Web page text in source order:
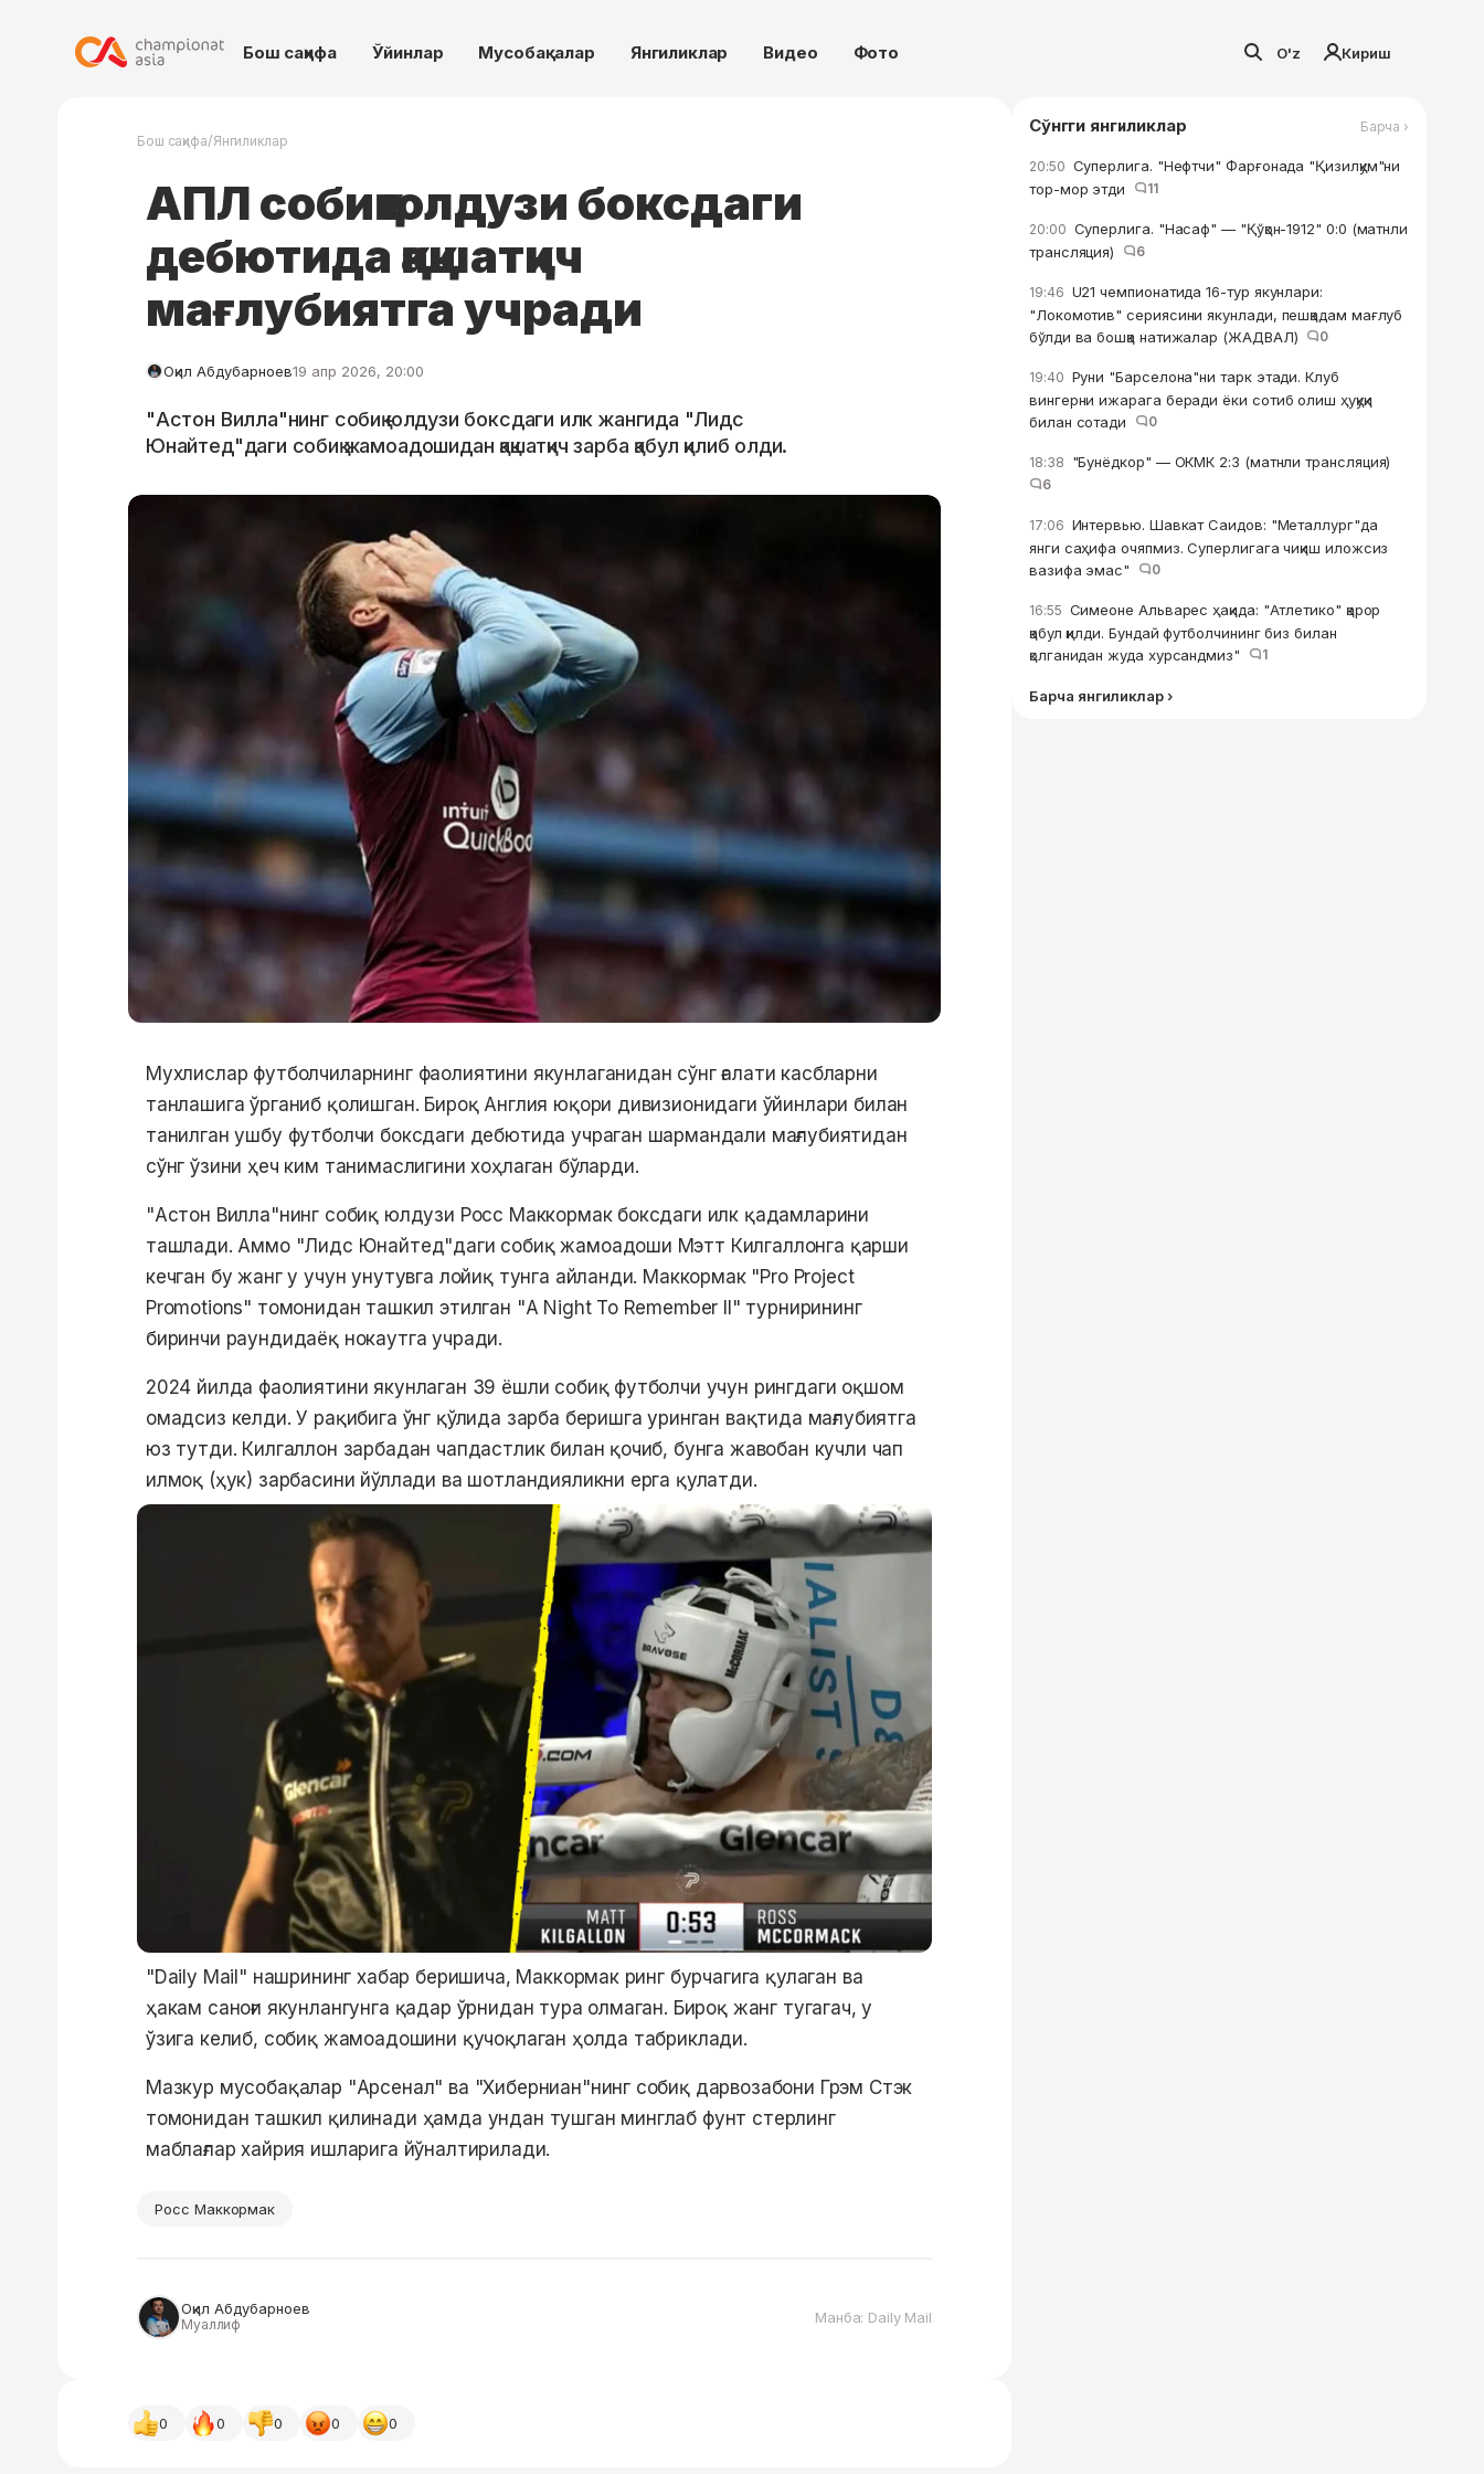
Бош саҳифа Ўйинлар Мусобақалар Янгиликлар Видео Фото O'z Кириш
Бош саҳифа/Янгиликлар
АПЛ собиқ юлдузи боксдаги
дебютида қақшатқич
мағлубиятга учради
Оқил Абдубарноев19 апр 2026, 20:00
"Астон Вилла"нинг собиқ юлдузи боксдаги илк жангида "Лидс
Юнайтед"даги собиқ жамоадошидан қақшатқич зарба қабул қилиб олди.
Мухлислар футболчиларнинг фаолиятини якунлаганидан сўнг ғалати касбларни
танлашига ўрганиб қолишган. Бироқ Англия юқори дивизионидаги ўйинлари билан
танилган ушбу футболчи боксдаги дебютида учраган шармандали мағлубиятидан
сўнг ўзини ҳеч ким танимаслигини хоҳлаган бўларди.
"Астон Вилла"нинг собиқ юлдузи Росс Маккормак боксдаги илк қадамларини
ташлади. Аммо "Лидс Юнайтед"даги собиқ жамоадоши Мэтт Килгаллонга қарши
кечган бу жанг у учун унутувга лойиқ тунга айланди. Маккормак "Pro Project
Promotions" томонидан ташкил этилган "A Night To Remember II" турнирининг
биринчи раундидаёқ нокаутга учради.
2024 йилда фаолиятини якунлаган 39 ёшли собиқ футболчи учун рингдаги оқшом
омадсиз келди. У рақибига ўнг қўлида зарба беришга уринган вақтида мағлубиятга
юз тутди. Килгаллон зарбадан чапдастлик билан қочиб, бунга жавобан кучли чап
илмоқ (ҳук) зарбасини йўллади ва шотландияликни ерга қулатди.
"Daily Mail" нашрининг хабар беришича, Маккормак ринг бурчагига қулаган ва
ҳакам саноғи якунлангунга қадар ўрнидан тура олмаган. Бироқ жанг тугагач, у
ўзига келиб, собиқ жамоадошини қучоқлаган ҳолда табриклади.
Мазкур мусобақалар "Арсенал" ва "Хиберниан"нинг собиқ дарвозабони Грэм Стэк
томонидан ташкил қилинади ҳамда ундан тушган минглаб фунт стерлинг
маблағлар хайрия ишларига йўналтирилади.
Росс Маккормак
Оқил Абдубарноев
Муаллиф Манба: Daily Mail
0 0 0 0 0
Сўнгги янгиликлар Барча ›
20:50 Суперлига. "Нефтчи" Фарғонада "Қизилқум"ни
тор-мор этди
11
20:00 Суперлига. "Насаф" — "Қўқон-1912" 0:0 (матнли
трансляция)
6
19:46 U21 чемпионатида 16-тур якунлари:
"Локомотив" сериясини якунлади, пешқадам мағлуб
бўлди ва бошқа натижалар (ЖАДВАЛ)
0
19:40 Руни "Барселона"ни тарк этади. Клуб
вингерни ижарага беради ёки сотиб олиш ҳуқуқи
билан сотади
0
18:38 "Бунёдкор" — ОКМК 2:3 (матнли трансляция)
6
17:06 Интервью. Шавкат Саидов: "Металлург"да
янги саҳифа очяпмиз. Суперлигага чиқиш иложсиз
вазифа эмас"
0
16:55 Симеоне Альварес ҳақида: "Атлетико" қарор
қабул қилди. Бундай футболчининг биз билан
қолганидан жуда хурсандмиз"
1
Барча янгиликлар ›